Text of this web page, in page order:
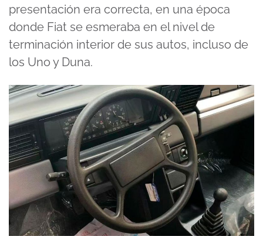
presentación era correcta, en una época
donde Fiat se esmeraba en el nivel de
terminación interior de sus autos, incluso de
los Uno y Duna.